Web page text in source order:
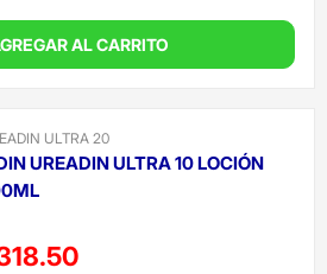
AL CARRITO
ULTRA 20
UREADIN ULTRA 10 LOCIÓN
reducido de